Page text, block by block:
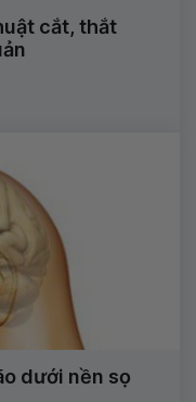
cắt, thắt
dưới nền sọ